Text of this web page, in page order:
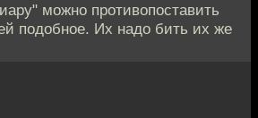
можно противопоставить
подобное. Их надо бить их же